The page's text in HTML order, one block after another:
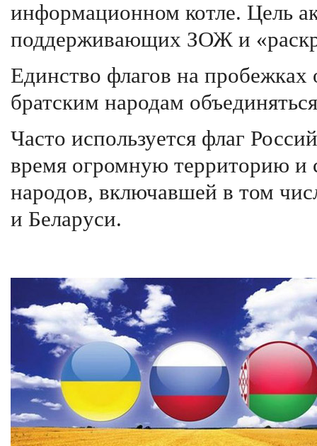
информационном котле. Цель
поддерживающих ЗОЖ и
Единство флагов на
братским народам
Часто используется флаг
время огромную территорию
народов, включавшей в том
и Беларуси.